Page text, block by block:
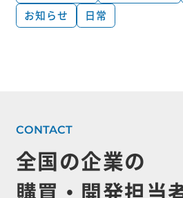
お知らせ
日常
全国の企業の
購買・開発担当